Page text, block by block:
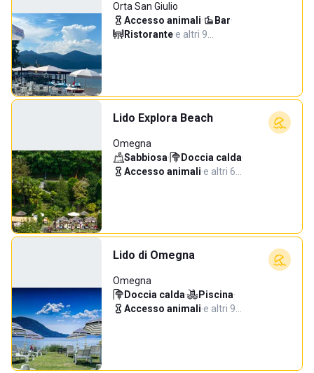
Orta San Giulio
Accesso animali· Bar·
Ristorante·e altri 9…
Lido Explora Beach
Omegna
Sabbiosa· Doccia calda·
Accesso animali·e altri 6…
Lido di Omegna
Omegna
Doccia calda· Piscina·
Accesso animali·e altri 9…